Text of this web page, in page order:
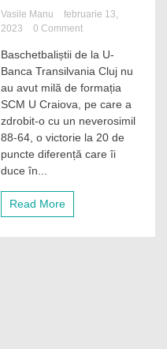
Vasile Manu
februarie 13,
2023
0 Commenton
3
ani
de
U-
BT
Cluj-
Napoca
Baschetbaliștii de la U-
Banca Transilvania Cluj nu
au avut milă de formația
SCM U Craiova, pe care a
zdrobit-o cu un neverosimil
88-64, o victorie la 20 de
puncte diferență care îi
duce în...
Read More